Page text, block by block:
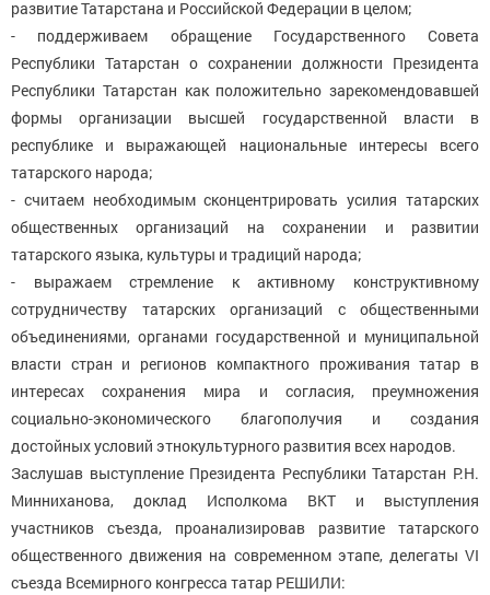
развитие Татарстана и Российской Федерации в целом;
- поддерживаем обращение Государственного Совета
Республики Татарстан о сохранении должности Президента
Республики Татарстан как положительно зарекомендовавшей
формы организации высшей государственной власти в
республике и выражающей национальные интересы всего
татарского народа;
- считаем необходимым сконцентрировать усилия татарских
общественных организаций на сохранении и развитии
татарского языка, культуры и традиций народа;
- выражаем стремление к активному конструктивному
сотрудничеству татарских организаций с общественными
объединениями, органами государственной и муниципальной
власти стран и регионов компактного проживания татар в
интересах сохранения мира и согласия, преумножения
социально-экономического благополучия и создания
достойных условий этнокультурного развития всех народов.
Заслушав выступление Президента Республики Татарстан Р.Н.
Минниханова, доклад Исполкома ВКТ и выступления
участников съезда, проанализировав развитие татарского
общественного движения на современном этапе, делегаты VI
съезда Всемирного конгресса татар РЕШИЛИ: